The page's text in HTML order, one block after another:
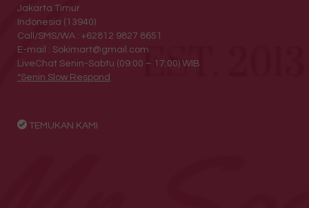
Jakarta Timur
Indonesia (13940)
Call/SMS/WA : +62812 9827 8651
E-mail : Sokimart@gmail.com
LiveChat Senin-Sabtu (09:00 – 17:00) WIB
*Senin Slow Respond
TEMUKAN KAMI